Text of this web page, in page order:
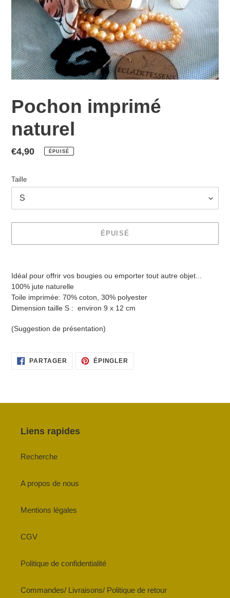
Pochon imprimé
naturel
Prix
€4,90 ÉPUISÉ
Taille
ÉPUISÉ
produit
à
votre
panier
Idéal pour offrir vos bougies ou emporter tout autre objet...
100% jute naturelle
Toile imprimée: 70% coton, 30% polyester
Dimension taille S : environ 9 x 12 cm
(Suggestion de présentation)
PARTAGER PARTAGERÉPINGLER
Liens rapides
Recherche
A propos de nous
Mentions légales
CGV
Politique de confidentialité
Commandes/ Livraisons/ Politique de retour